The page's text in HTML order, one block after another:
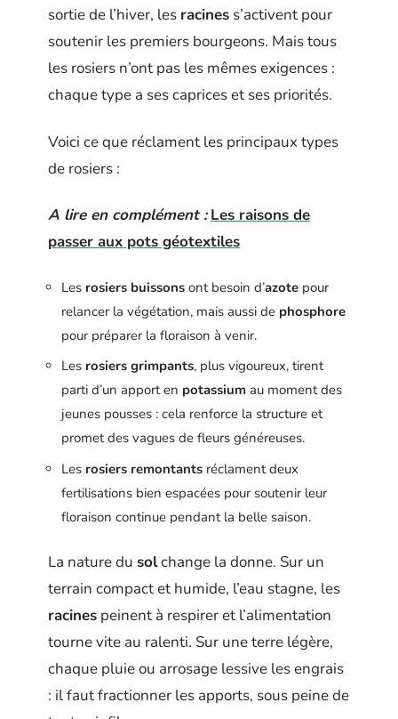
sortie de l’hiver, les racines s’activent pour
soutenir les premiers bourgeons. Mais tous
les rosiers n’ont pas les mêmes exigences :
chaque type a ses caprices et ses priorités.
Voici ce que réclament les principaux types
de rosiers :
A lire en complément : Les raisons de
passer aux pots géotextiles
Les rosiers buissons ont besoin d’azote pour
relancer la végétation, mais aussi de phosphore
pour préparer la floraison à venir.
Les rosiers grimpants, plus vigoureux, tirent
parti d’un apport en potassium au moment des
jeunes pousses : cela renforce la structure et
promet des vagues de fleurs généreuses.
Les rosiers remontants réclament deux
fertilisations bien espacées pour soutenir leur
floraison continue pendant la belle saison.
La nature du solchange la donne. Sur un
terrain compact et humide, l’eau stagne, les
racines peinent à respirer et l’alimentation
tourne vite au ralenti. Sur une terre légère,
chaque pluie ou arrosage lessive les engrais
: il faut fractionner les apports, sous peine de